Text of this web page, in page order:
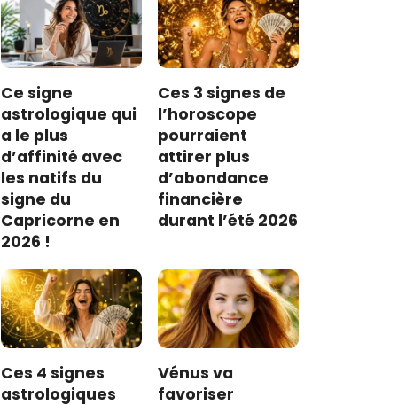
Ce signe
astrologique qui
a le plus
d’affinité avec
les natifs du
signe du
Capricorne en
2026 !
Ces 3 signes de
l’horoscope
pourraient
attirer plus
d’abondance
financière
durant l’été 2026
Ces 4 signes
astrologiques
Vénus va
favoriser